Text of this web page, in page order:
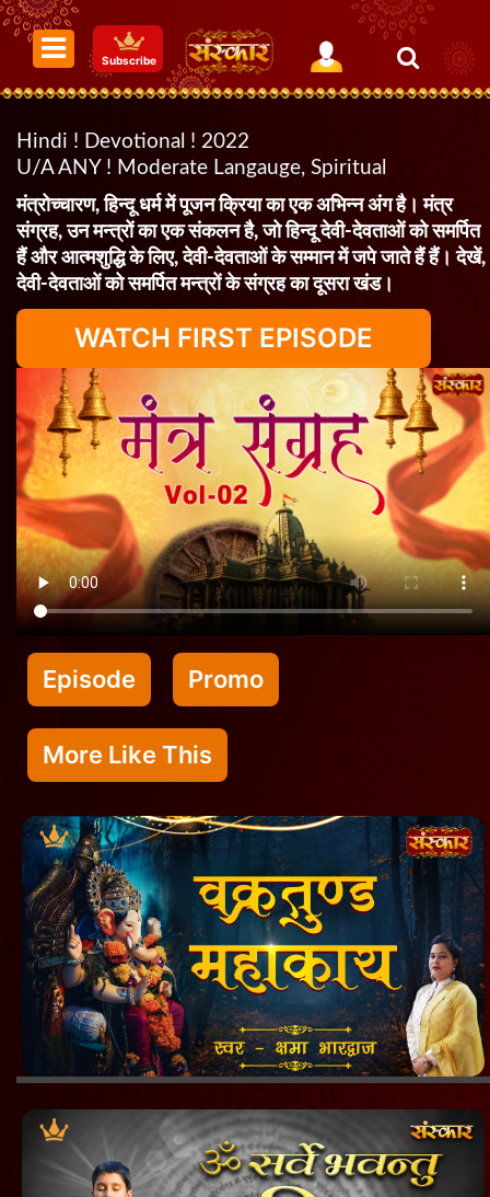
Subscribe
Hindi ! Devotional ! 2022
U/A ANY ! Moderate Langauge, Spiritual
मंत्रोच्चारण, हिन्दू धर्म में पूजन क्रिया का एक अभिन्न अंग है। मंत्र
संग्रह, उन मन्त्रों का एक संकलन है, जो हिन्दू देवी-देवताओं को समर्पित
हैं और आत्मशुद्धि के लिए, देवी-देवताओं के सम्मान में जपे जाते हैं हैं। देखें,
देवी-देवताओं को समर्पित मन्त्रों के संग्रह का दूसरा खंड।
WATCH FIRST EPISODE
Episode Promo
More Like This